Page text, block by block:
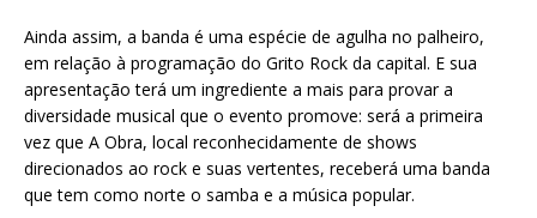
Ainda assim, a banda é uma espécie de agulha no palheiro,
em relação à programação do Grito Rock da capital. E sua
apresentação terá um ingrediente a mais para provar a
diversidade musical que o evento promove: será a primeira
vez que A Obra, local reconhecidamente de shows
direcionados ao rock e suas vertentes, receberá uma banda
que tem como norte o samba e a música popular.